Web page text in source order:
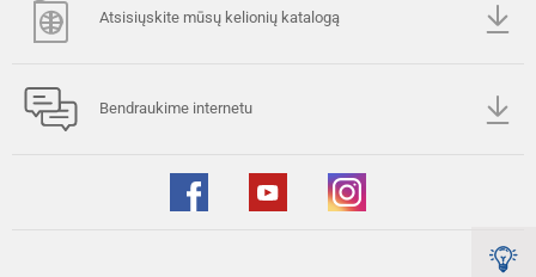
Atsisiųskite mūsų kelionių katalogą
Bendraukime internetu